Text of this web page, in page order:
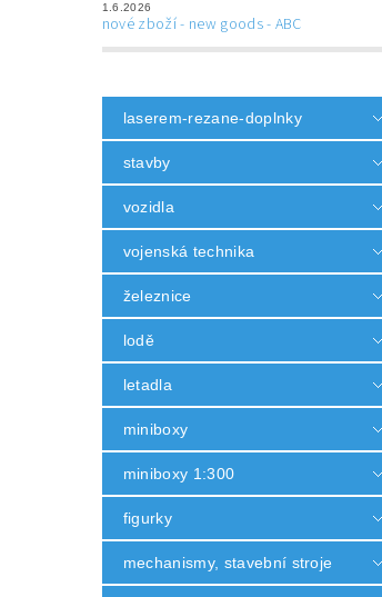
1.6.2026
nové zboží - new goods - ABC
laserem-rezane-doplnky
stavby
vozidla
vojenská technika
železnice
lodě
letadla
miniboxy
miniboxy 1:300
figurky
mechanismy, stavební stroje